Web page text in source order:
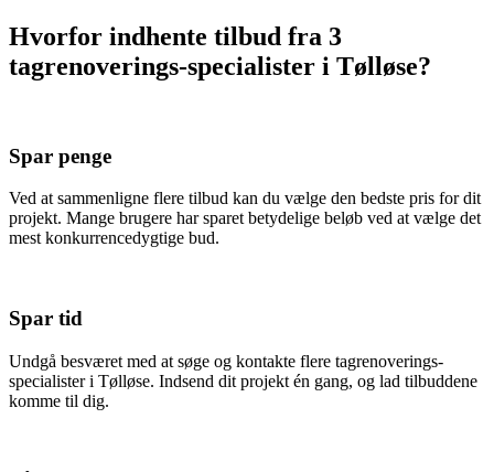
Hvorfor indhente tilbud fra 3
tagrenoverings-specialister i Tølløse?
Spar penge
Ved at sammenligne flere tilbud kan du vælge den bedste pris for dit
projekt. Mange brugere har sparet betydelige beløb ved at vælge det
mest konkurrencedygtige bud.
Spar tid
Undgå besværet med at søge og kontakte flere tagrenoverings-
specialister i Tølløse. Indsend dit projekt én gang, og lad tilbuddene
komme til dig.